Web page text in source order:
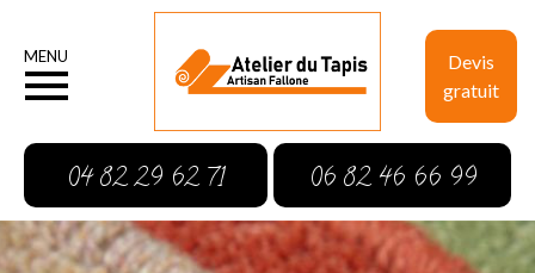
Devis
gratuit
MENU
04 82 29 62 71 06 82 46 66 99